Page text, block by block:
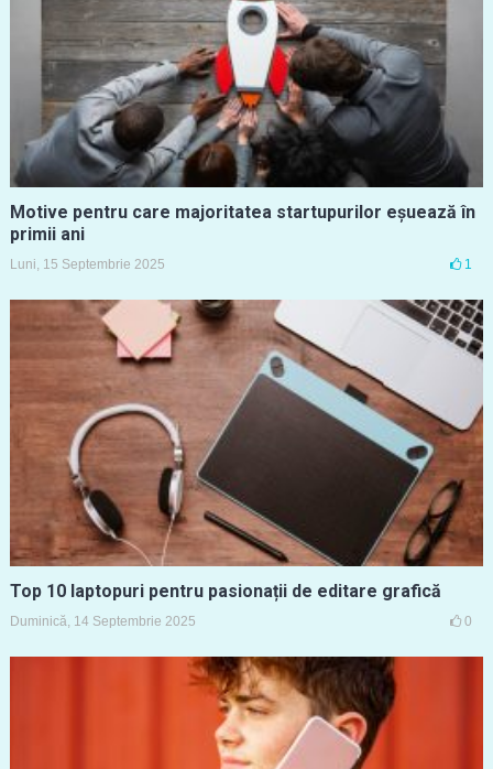
Motive pentru care majoritatea startupurilor eșuează în
primii ani
Luni, 15 Septembrie 2025 1
Top 10 laptopuri pentru pasionații de editare grafică
Duminică, 14 Septembrie 2025 0